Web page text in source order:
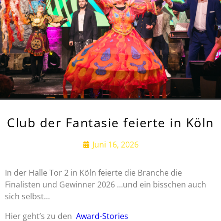
Club der Fantasie feierte in Köln
Juni 16, 2026
In der Halle Tor 2 in Köln feierte die Branche die
Finalisten und Gewinner 2026 …und ein bisschen auch
sich selbst…
Hier geht’s zu den Award-Stories